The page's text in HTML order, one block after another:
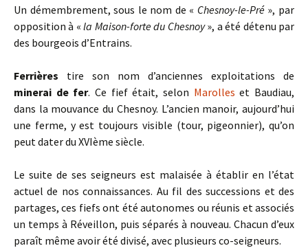
Un démembrement, sous le nom de « Chesnoy-le-Pré », par
opposition à «la Maison-forte du Chesnoy», a été détenu par
des bourgeois d’Entrains.
Ferrières tire son nom d’anciennes exploitations de
minerai de fer. Ce fief était, selon Marolleset Baudiau,
dans la mouvance du Chesnoy. L’ancien manoir, aujourd’hui
une ferme, y est toujours visible (tour, pigeonnier), qu’on
peut dater du XVIème siècle.
Le suite de ses seigneurs est malaisée à établir en l’état
actuel de nos connaissances. Au fil des successions et des
partages, ces fiefs ont été autonomes ou réunis et associés
un temps à Réveillon, puis séparés à nouveau. Chacun d’eux
paraît même avoir été divisé, avec plusieurs co-seigneurs.